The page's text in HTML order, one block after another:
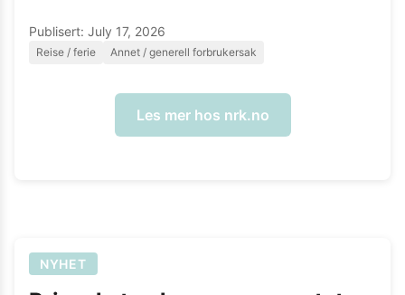
Publisert: July 17, 2026
Reise / ferie Annet / generell forbrukersak
Les mer hos nrk.no
NYHET